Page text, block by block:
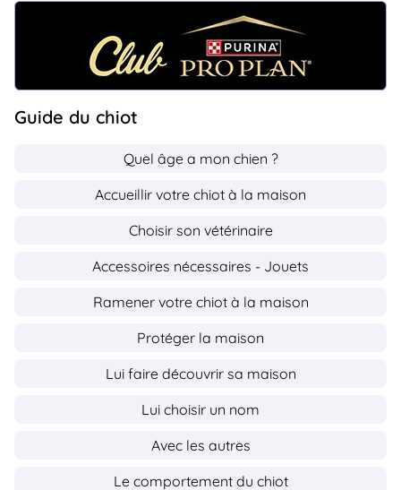
Guide du chiot
Quel âge a mon chien ?
Accueillir votre chiot à la maison
Choisir son vétérinaire
Accessoires nécessaires - Jouets
Ramener votre chiot à la maison
Protéger la maison
Lui faire découvrir sa maison
Lui choisir un nom
Avec les autres
Le comportement du chiot